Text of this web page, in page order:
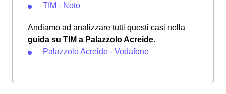
TIM - Noto
Andiamo ad analizzare tutti questi casi nella
guida su TIM a Palazzolo Acreide.
Palazzolo Acreide - Vodafone